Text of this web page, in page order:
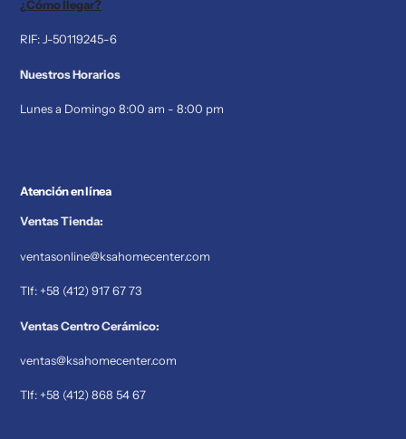
¿Cómo llegar?
RIF: J-50119245-6
Nuestros Horarios
Lunes a Domingo 8:00 am - 8:00 pm
Atención en línea
Ventas Tienda:
ventasonline@ksahomecenter.com
Tlf: +58 (412) 917 67 73
Ventas Centro Cerámico:
ventas@ksahomecenter.com
Tlf: +58 (412) 868 54 67